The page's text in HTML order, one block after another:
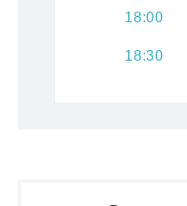
18:00
18:30